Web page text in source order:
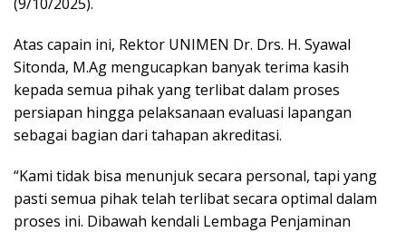
Atas capain ini, Rektor UNIMEN Dr. Drs. H. Syawal
Sitonda, M.Ag mengucapkan banyak terima kasih
kepada semua pihak yang terlibat dalam proses
persiapan hingga pelaksanaan evaluasi lapangan
sebagai bagian dari tahapan akreditasi.
“Kami tidak bisa menunjuk secara personal, tapi yang
pasti semua pihak telah terlibat secara optimal dalam
proses ini. Dibawah kendali Lembaga Penjaminan